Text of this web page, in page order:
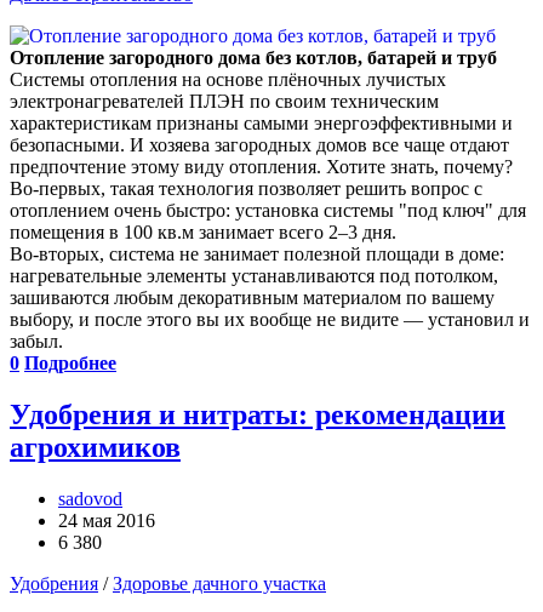
Отопление загородного дома без котлов, батарей и труб
Системы отопления на основе плёночных лучистых
электронагревателей ПЛЭН по своим техническим
характеристикам признаны самыми энергоэффективными и
безопасными. И хозяева загородных домов все чаще отдают
предпочтение этому виду отопления. Хотите знать, почему?
Во-первых, такая технология позволяет решить вопрос с
отоплением очень быстро: установка системы "под ключ" для
помещения в 100 кв.м занимает всего 2–3 дня.
Во-вторых, система не занимает полезной площади в доме:
нагревательные элементы устанавливаются под потолком,
зашиваются любым декоративным материалом по вашему
выбору, и после этого вы их вообще не видите — установил и
забыл.
0 Подробнее
Удобрения и нитраты: рекомендации
агрохимиков
sadovod
24 мая 2016
6 380
Удобрения /Здоровье дачного участка